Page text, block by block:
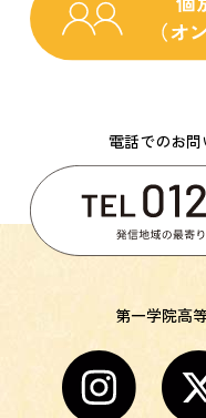
電話でのお
第一学院高